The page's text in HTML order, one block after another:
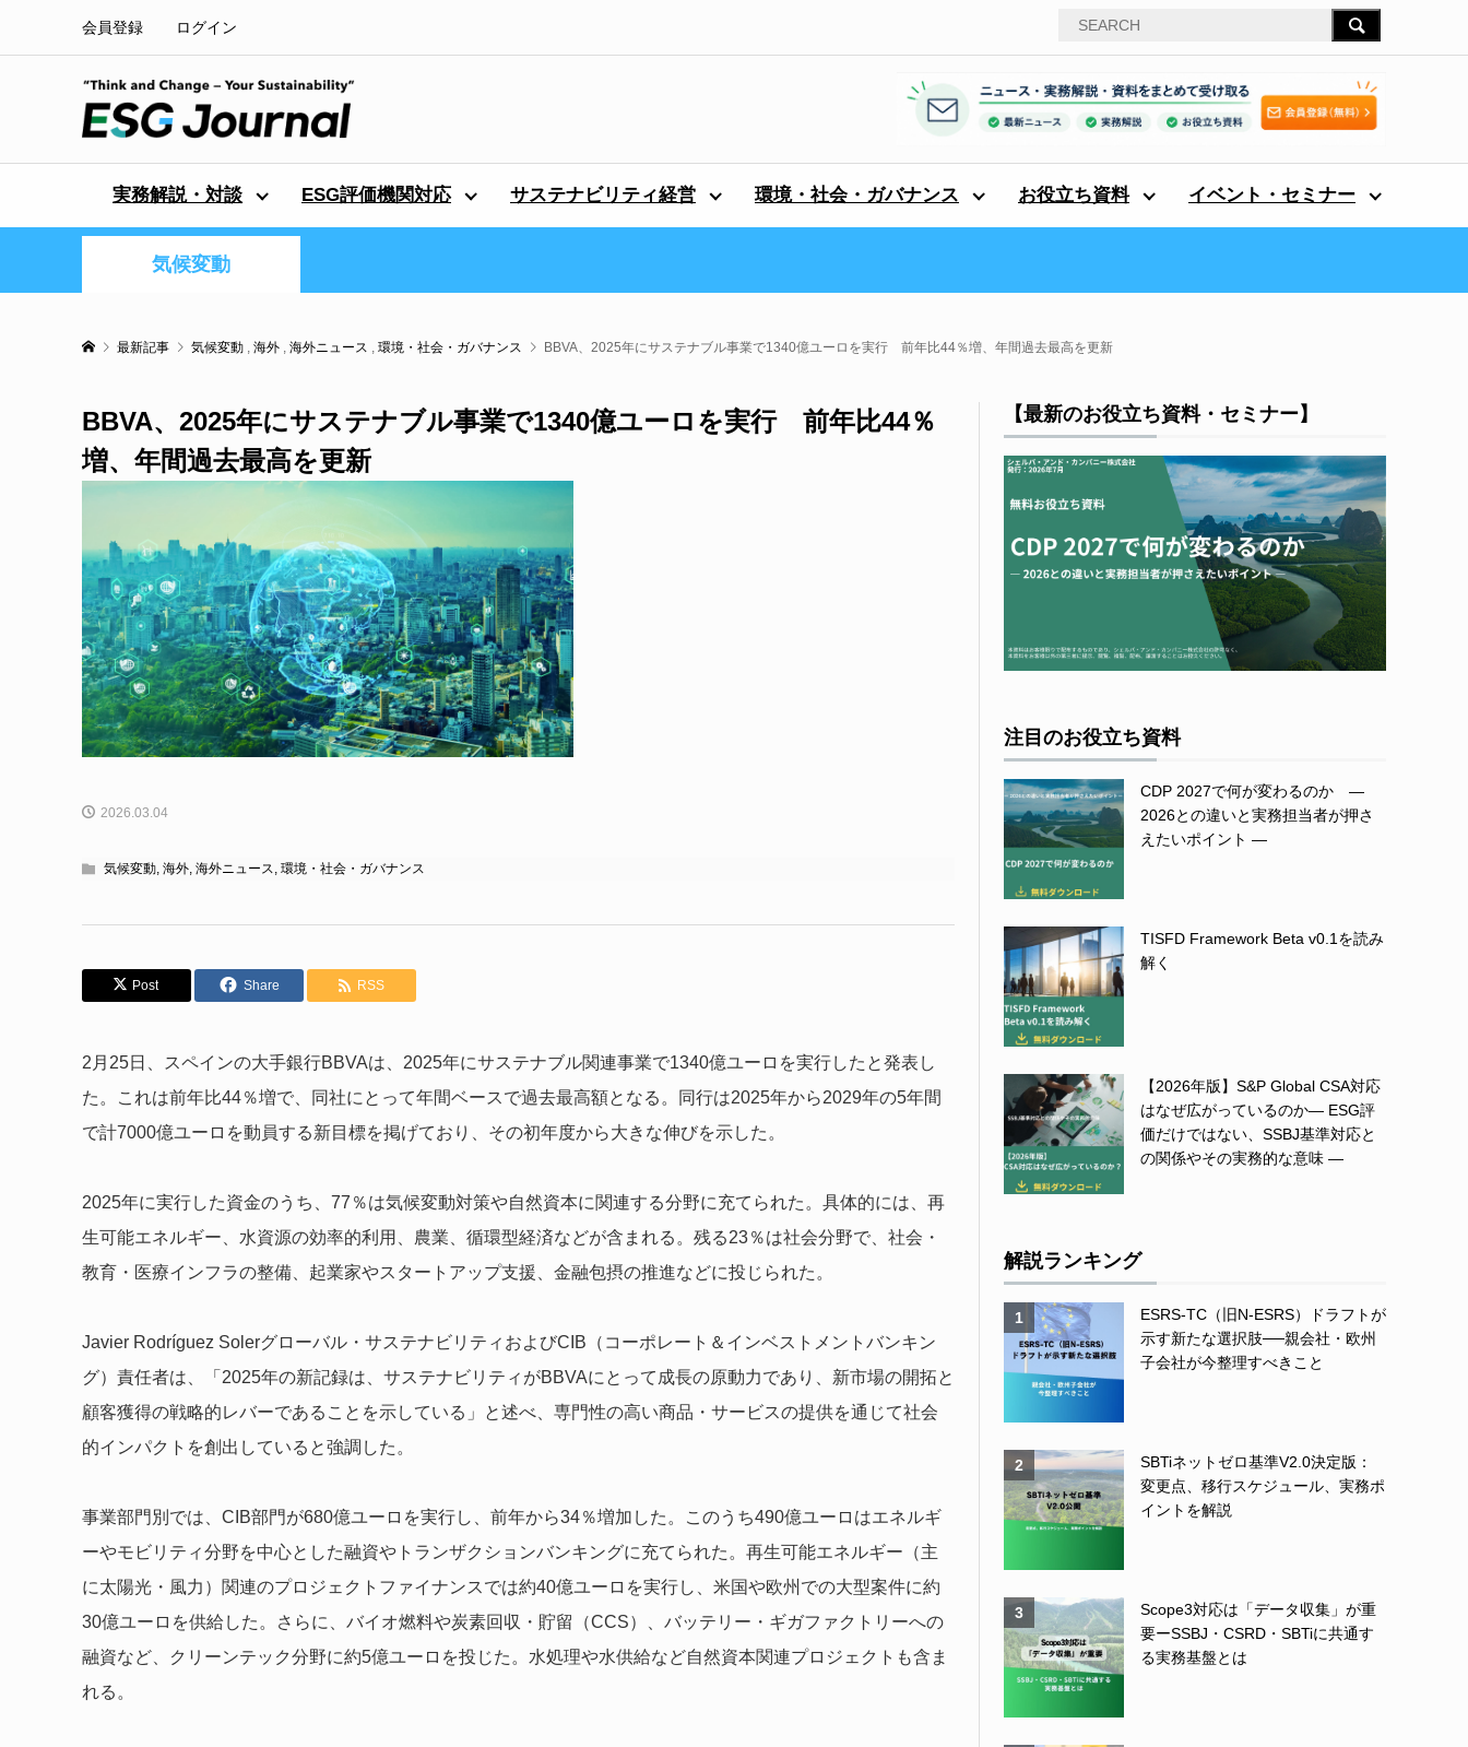
会員登録 ログイン
実務解説・対談 ESG評価機関対応 サステナビリティ経営 環境・社会・ガバナンス お役立ち資料 イベント・セミナー
気候変動
最新記事 気候変動 , 海外 , 海外ニュース , 環境・社会・ガバナンス BBVA、2025年にサステナブル事業で1340億ユーロを実行 前年比44％増、年間過去最高を更新
BBVA、2025年にサステナブル事業で1340億ユーロを実行 前年比44％
増、年間過去最高を更新
2026.03.04
気候変動, 海外, 海外ニュース, 環境・社会・ガバナンス
Post Share RSS
2月25日、スペインの大手銀行BBVAは、2025年にサステナブル関連事業で1340億ユーロを実行したと発表し
た。これは前年比44％増で、同社にとって年間ベースで過去最高額となる。同行は2025年から2029年の5年間
で計7000億ユーロを動員する新目標を掲げており、その初年度から大きな伸びを示した。
2025年に実行した資金のうち、77％は気候変動対策や自然資本に関連する分野に充てられた。具体的には、再
生可能エネルギー、水資源の効率的利用、農業、循環型経済などが含まれる。残る23％は社会分野で、社会・
教育・医療インフラの整備、起業家やスタートアップ支援、金融包摂の推進などに投じられた。
Javier Rodríguez Solerグローバル・サステナビリティおよびCIB（コーポレート＆インベストメントバンキン
グ）責任者は、「2025年の新記録は、サステナビリティがBBVAにとって成長の原動力であり、新市場の開拓と
顧客獲得の戦略的レバーであることを示している」と述べ、専門性の高い商品・サービスの提供を通じて社会
的インパクトを創出していると強調した。
事業部門別では、CIB部門が680億ユーロを実行し、前年から34％増加した。このうち490億ユーロはエネルギ
ーやモビリティ分野を中心とした融資やトランザクションバンキングに充てられた。再生可能エネルギー（主
に太陽光・風力）関連のプロジェクトファイナンスでは約40億ユーロを実行し、米国や欧州での大型案件に約
30億ユーロを供給した。さらに、バイオ燃料や炭素回収・貯留（CCS）、バッテリー・ギガファクトリーへの
融資など、クリーンテック分野に約5億ユーロを投じた。水処理や水供給など自然資本関連プロジェクトも含ま
れる。
【最新のお役立ち資料・セミナー】
注目のお役立ち資料
CDP 2027で何が変わるのか ―
2026との違いと実務担当者が押さ
えたいポイント ―
TISFD Framework Beta v0.1を読み
解く
【2026年版】S&P Global CSA対応
はなぜ広がっているのか― ESG評
価だけではない、SSBJ基準対応と
の関係やその実務的な意味 ―
解説ランキング
1
ESRS-TC（旧N-ESRS）ドラフトが
示す新たな選択肢──親会社・欧州
子会社が今整理すべきこと
2
SBTiネットゼロ基準V2.0決定版：
変更点、移行スケジュール、実務ポ
イントを解説
3
Scope3対応は「データ収集」が重
要ーSSBJ・CSRD・SBTiに共通す
る実務基盤とは